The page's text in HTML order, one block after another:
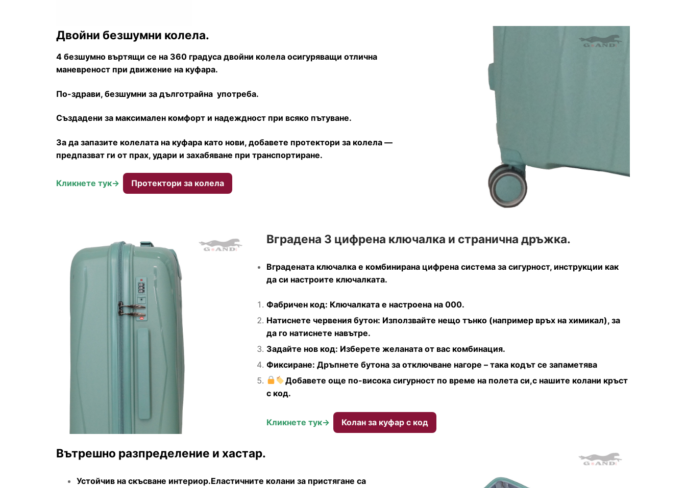
Двойни безшумни колела.
4 безшумно въртящи се на 360 градуса двойни колела осигуряващи отлична
маневреност при движение на куфара.
По-здрави, безшумни за дълготрайна употреба.
Създадени за максимален комфорт и надеждност при всяко пътуване.
За да запазите колелата на куфара като нови, добавете протектори за колела —
предпазват ги от прах, удари и захабяване при транспортиране.
Кликнете тук-> Протектори за колела
Вградена 3 цифрена ключалка и странична дръжка.
Вградената ключалка е комбинирана цифрена система за сигурност, инструкции как
да си настроите ключалката.
Фабричен код: Ключалката е настроена на 000.
Натиснете червения бутон: Използвайте нещо тънко (например връх на химикал), за
да го натиснете навътре.
Задайте нов код: Изберете желаната от вас комбинация.
Фиксиране: Дръпнете бутона за отключване нагоре – така кодът се запаметява
Добавете още по-висока сигурност по време на полета си,с нашите колани кръст
с код.
Кликнете тук-> Колан за куфар с код
Вътрешно разпределение и хастар.
Устойчив на скъсване интериор.Еластичните колани за пристягане са